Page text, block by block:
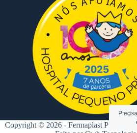
Copyright © 2026 - Fermaplast Projetos